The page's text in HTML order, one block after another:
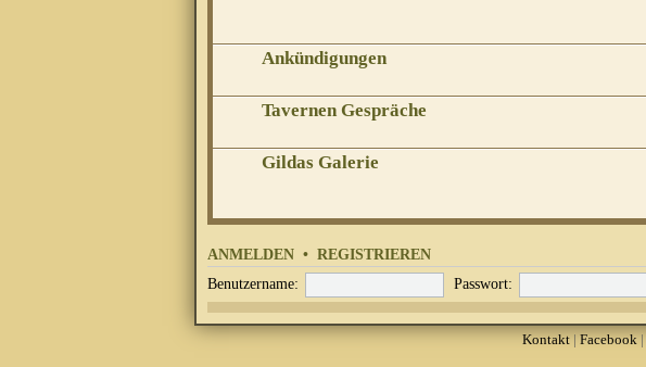
Ankündigungen
Tavernen Gespräche
Gildas Galerie
ANMELDEN • REGISTRIEREN
Benutzername: Passwort:
Kontakt| Facebook|